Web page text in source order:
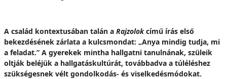
A család kontextusában talán a Rajzolokcímű írás első
bekezdésének zárlata a kulcsmondat: „Anya mindig tudja, mi
a feladat.” A gyerekek mintha hallgatni tanulnának, szüleik
oltják beléjük a hallgatáskultúrát, továbbadva a túléléshez
szükségesnek vélt gondolkodás- és viselkedésmódokat.